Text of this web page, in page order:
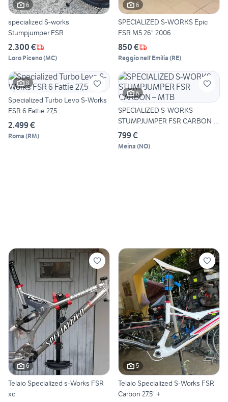
6
specialized S-works
Stumpjumper FSR
2.300 €
Loro Piceno(MC)
6
SPECIALIZED S-WORKS Epic
FSR M5 26" 2006
850 €
Reggio nell'Emilia (RE)
8
Specialized Turbo Levo S-Works
FSR 6 Fattie 27,5
2.499 €
Roma (RM)
6
SPECIALIZED S-WORKS
STUMPJUMPER FSR CARBON –
MTB
799 €
Meina (NO)
6
Telaio Specialized s-Works FSR
xc
5
Telaio Specialized S-Works FSR
Carbon 27.5" +